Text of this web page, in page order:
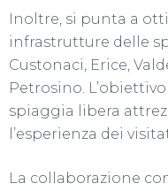
Inoltre, si punta a
infrastrutture delle
Custonaci, Erice,
Petrosino.
spiaggia libera
l’esperienza dei
La collaborazione